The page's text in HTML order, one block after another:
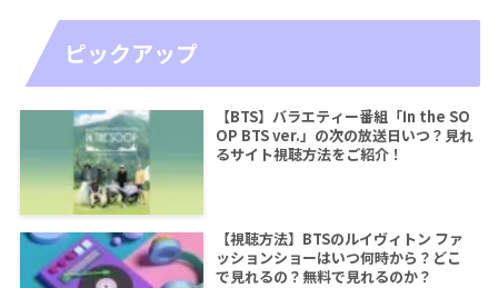
ピックアップ
【BTS】バラエティー番組「In the SO
OP BTS ver.」の次の放送日いつ？見れ
るサイト視聴方法をご紹介！
【視聴方法】BTSのルイヴィトン ファ
ッションショーはいつ何時から？どこ
で見れるの？無料で見れるのか？